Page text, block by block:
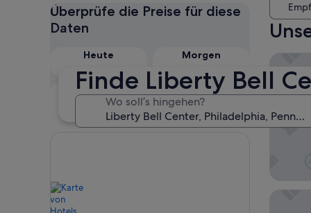
Finde Liberty Bell
Wo soll’s hingehen?
Überprüfe die Preise für diese
Daten
Heute
6. Aug. - 7. Aug.
Morgen
7. Aug. - 8. Aug.
Dieses
Wochenende
7. Aug. - 9. Aug.
Nächstes
Wochenende
14. Aug. - 16. Aug.